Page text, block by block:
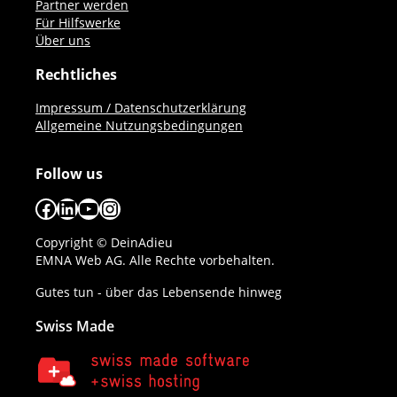
Partner werden
Für Hilfswerke
Über uns
Rechtliches
Impressum / Datenschutzerklärung
Allgemeine Nutzungsbedingungen
Follow us
Facebook
LinkedIn
YouTube
Instagram
Copyright © DeinAdieu
EMNA Web AG. Alle Rechte vorbehalten.
Gutes tun - über das Lebensende hinweg
Swiss Made